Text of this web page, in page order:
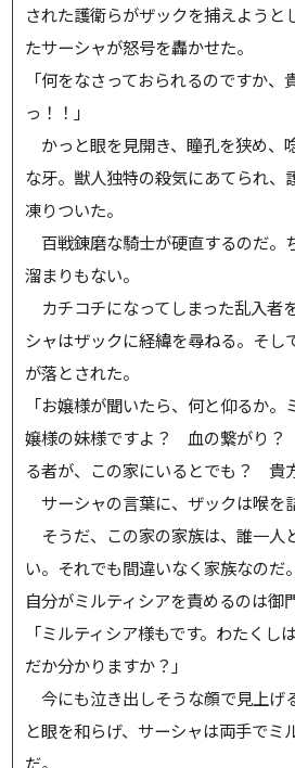
された護衛らがザックを捕えようと
たサーシャが怒号を轟かせた。
「何をなさっておられるのですか、
っ！！」
かっと眼を見開き、瞳孔を狭め、
な牙。獣人独特の殺気にあてられ、
凍りついた。
百戦錬磨な騎士が硬直するのだ。
溜まりもない。
カチコチになってしまった乱入者
シャはザックに経緯を尋ねる。そし
が落とされた。
「お嬢様が聞いたら、何と仰るか
嬢様の妹様ですよ？ 血の繋がり
る者が、この家にいるとでも？ 貴
サーシャの言葉に、ザックは喉を
そうだ、この家の家族は、誰一人
い。それでも間違いなく家族なのだ
自分がミルティシアを責めるのは御
「ミルティシア様もです。わたくし
だか分かりますか？」
今にも泣き出しそうな顔で見上げ
と眼を和らげ、サーシャは両手でミ
だ。